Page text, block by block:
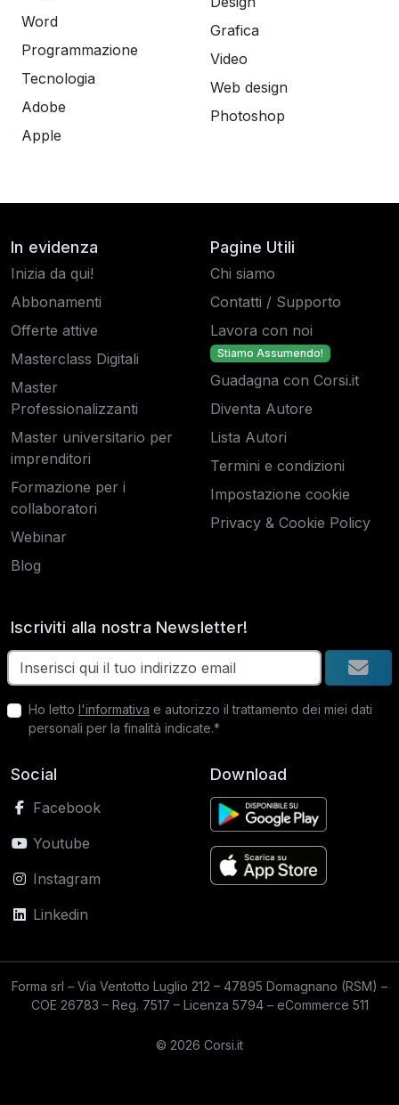
Word
Programmazione
Tecnologia
Adobe
Apple
Grafica
Video
Web design
Photoshop
In evidenza
Inizia da qui!
Abbonamenti
Offerte attive
Masterclass Digitali
Master
Professionalizzanti
Master universitario per
imprenditori
Formazione per i
collaboratori
Webinar
Blog
Pagine Utili
Chi siamo
Contatti / Supporto
Lavora con noi
Stiamo Assumendo!
Guadagna con Corsi.it
Diventa Autore
Lista Autori
Termini e condizioni
Impostazione cookie
Privacy & Cookie Policy
Iscriviti alla nostra Newsletter!
Ho letto l'informativa e autorizzo il trattamento dei miei dati
personali per la finalità indicate.*
Social
Facebook
Youtube
Instagram
Linkedin
Download
Forma srl – Via Ventotto Luglio 212 – 47895 Domagnano (RSM) –
COE 26783 – Reg. 7517 – Licenza 5794 – eCommerce 511
© 2026 Corsi.it